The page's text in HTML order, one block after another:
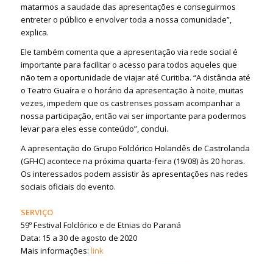
matarmos a saudade das apresentações e conseguirmos
entreter o público e envolver toda a nossa comunidade”,
explica.
Ele também comenta que a apresentação via rede social é
importante para facilitar o acesso para todos aqueles que
não tem a oportunidade de viajar até Curitiba. “A distância até
o Teatro Guaíra e o horário da apresentação à noite, muitas
vezes, impedem que os castrenses possam acompanhar a
nossa participação, então vai ser importante para podermos
levar para eles esse conteúdo”, conclui.
A apresentação do Grupo Folclórico Holandês de Castrolanda
(GFHC) acontece na próxima quarta-feira (19/08) às 20 horas.
Os interessados podem assistir às apresentações nas redes
sociais oficiais do evento.
SERVIÇO
59º Festival Folclórico e de Etnias do Paraná
Data: 15 a 30 de agosto de 2020
Mais informações: link